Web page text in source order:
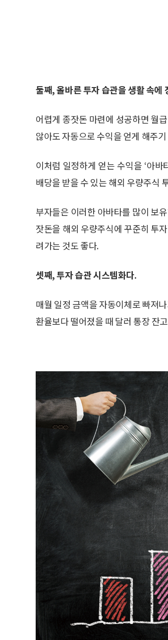
둘째, 올바른 투자 습관을 생활 속에
어렵게 종잣돈 마련에 성공하면 월
않아도 자동으로 수익을 얻게 해주
이처럼 일정하게 얻는 수익을 ‘아
배당을 받을 수 있는 해외 우량주식
부자들은 이러한 아바타를 많이 보
잣돈을 해외 우량주식에 꾸준히 투
려가는 것도 좋다.
셋째, 투자 습관 시스템화다.
매월 일정 금액을 자동이체로 빠져
환율보다 떨어졌을 때 달러 통장 잔